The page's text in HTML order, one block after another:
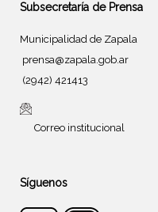
Subsecretaría de Prensa
Municipalidad de Zapala
prensa@zapala.gob.ar
(2942) 421413
Correo institucional
Síguenos